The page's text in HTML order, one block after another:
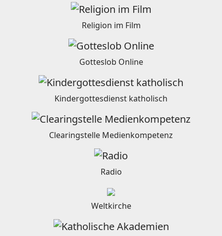
Religion im Film
Gotteslob Online
Kindergottesdienst katholisch
Clearingstelle Medienkompetenz
Radio
Weltkirche